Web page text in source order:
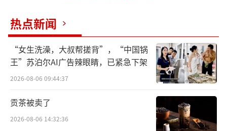
少减持了贵州茅台321.24万股、204.09万股，
甚至不排除有清仓的可能。
事实上，减持早有预兆。去年四季度期
间，金汇荣盛、瑞丰汇邦分别减持了111.43万
股、218.20万股。减持后，金汇荣盛、瑞丰汇
邦仍持有792万股、675万股。
热点新闻
“女生洗澡，大叔帮搓背”，“中国锅
王”苏泊尔AI广告辣眼睛，已紧急下架
2026-08-06 09:44:37
贡茶被卖了
2026-08-06 14:32:36